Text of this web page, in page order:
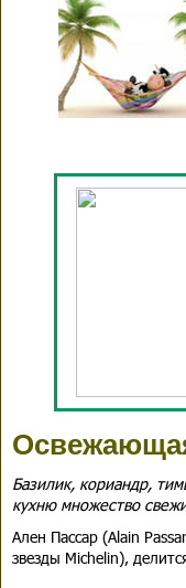
Базилик, кориандр,
кухню множество
Ален Пассар (Alain
звезды Michelin),